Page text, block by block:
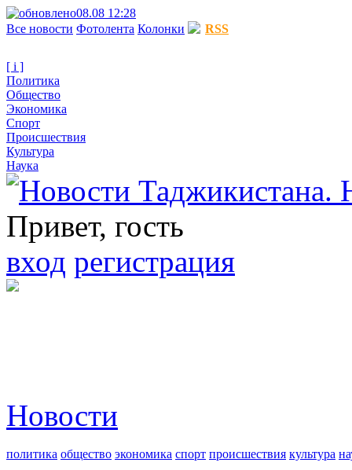
08.08 12:28
Все новости Фотолента Колонки RSS
[ i ]
Политика
Общество
Экономика
Спорт
Происшествия
Культура
Наука
Привет, гость
вход регистрация
Новости
политика общество экономика спорт происшествия культура